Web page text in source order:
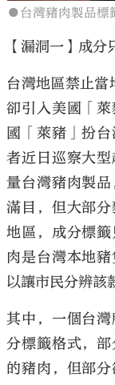
●台灣豬肉製品標
【漏洞一】成
台灣地區禁止當
卻引入美國「
國「萊豬」扮
者近日巡察大
量台灣豬肉製
滿目，但大部
地區，成分標
肉是台灣本地
以讓市民分辨該
其中，一個台
分標籤格式，
的豬肉，但部